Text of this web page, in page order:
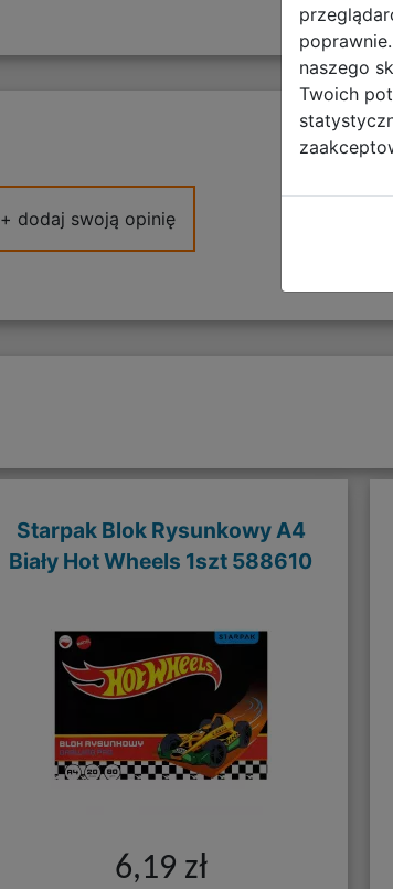
+ dodaj swoją opinię
Starpak Blok Rysunkowy A4
Biały Hot Wheels 1szt 588610
6,19 zł
naszego
Twoich